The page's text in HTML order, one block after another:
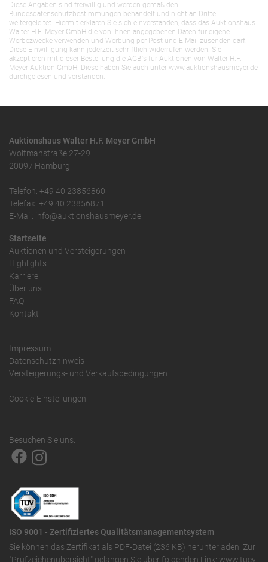
Diese Angaben sind freiwillig und werden gemäß den
Bundesdatenschutzbestimmungen behandelt und nicht an Dritte
weitergeleitet. Hiermit erklären Sie sich einverstanden, dass das Auktionshaus
Walter H.F. Meyer GmbH die von Ihnen angegebenen Daten für eigene
Werbezwecke verwenden und Werbung per Post und E-Mail zusenden darf.
Diese Einwilligung kann jederzeit schriftlich widerrufen werden. Sie
akzeptieren mit dieser Bestellung die AGB`s für Auktionen von Walter H.F.
Meyer Auktion GmbH. Diese haben Sie auch unter www.auktionshausmeyer.de
durchgelesen und verstanden.
Auktionshaus Walter H.F. Meyer GmbH
Woltmanstraße 27-29
20097 Hamburg
Telefon: +49 40 23856860
Telefax: +49 40 23856871
E-Mail: info@auktionshausmeyer.de
Startseite
Auktionen und Versteigerungen
Highlights
Karriere
Über uns
FAQ
Kontakt
Impressum
Datenschutzhinweis
Versteigerungs- und Verkaufsbedingungen
Cookie-Einstellungen
Besuchen Sie uns:
ISO 9001 - Zertifiziertes Qualitätsmanagementsystem
Sie können das Zertifikat als PDF-Datei (236 KB) herunterladen. Zur
"Prüfzeichenübersicht" gelangen Sie über folgenden Link: www.tuev-